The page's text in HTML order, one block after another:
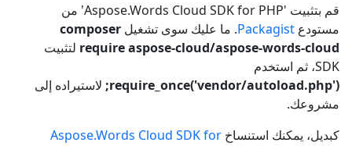
قم بتثبيت 'Aspose.Words Cloud SDK for PHP' من
مستودع Packagist. ما عليك سوى تشغيل composer
require aspose-cloud/aspose-words-cloud لتثبيت
SDK، ثم استخدم
require_once('vendor/autoload.php'); لاستيراده إلى
مشروعك.
كبديل، يمكنك استنساخ Aspose.Words Cloud SDK for